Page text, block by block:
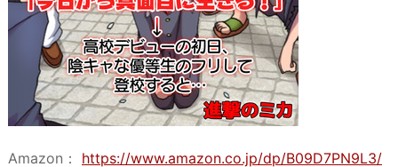
​Amazon： https://www.amazon.co.jp/dp/B09D7PN9L3/